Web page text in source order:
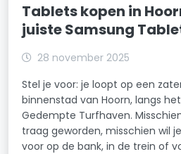
Tablets kopen in
juiste Samsung
28 november 2025
Stel je voor: je loopt op een
binnenstad van Hoorn, langs
Gedempte Turfhaven.
traag geworden, misschien wil
voor op de bank, in de trein of